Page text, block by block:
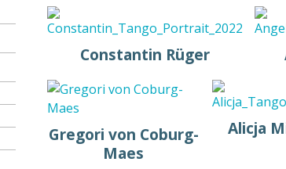
Constantin Rüger
Gregori von Coburg-
Maes
Alicja